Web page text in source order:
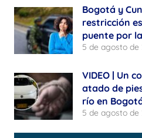
Bogotá y
restricción
puente por
5 de agosto de
VIDEO | Un
atado de
río en
5 de agosto de